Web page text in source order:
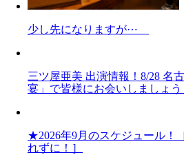
少し先になりますが⋯
三ツ屋亜美 出演情報！8/28 名
宴」で皆様にお会いしましょう
★2026年9月のスケジュール！
れずに！］